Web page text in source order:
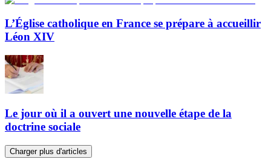
L’Église catholique en France se prépare à accueillir
Léon XIV
Le jour où il a ouvert une nouvelle étape de la
doctrine sociale
Charger plus d'articles